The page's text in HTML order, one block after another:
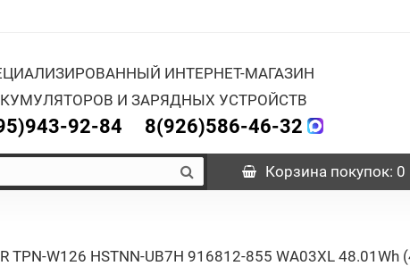
ИНТЕРНЕТ-МАГАЗИН
И ЗАРЯДНЫХ УСТРОЙСТВ
92-84 8(926)586-46-32
Корзина покупок: 0
TPN-W126 HSTNN-UB7H 916812-855 WA03XL 48.01Wh